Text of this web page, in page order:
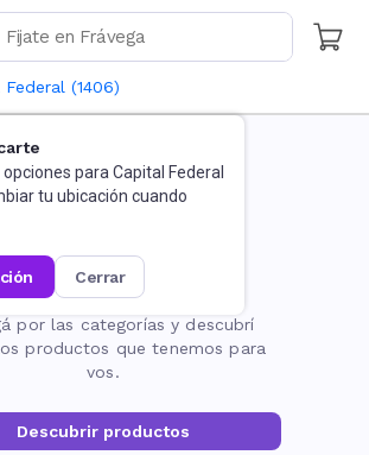
(1406)
para Capital Federal
tu ubicación cuando
cerrar
página no existe
por las categorías y descubrí
productos que tenemos para
vos.
Descubrir productos